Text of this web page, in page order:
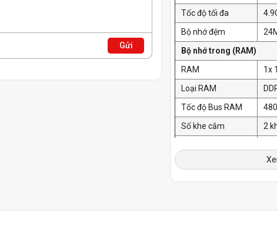
Gửi
Tốc độ tối đa
Bộ nhớ đệm
Bộ nhớ trong (RAM)
RAM
1x
Loại RAM
Tốc độ Bus RAM
Số khe cắm
2